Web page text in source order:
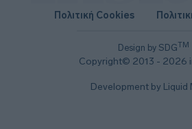
Design by SDGTM
Copyright© 2013 - 2026
Πολιτική Cookies
Development by Liquid